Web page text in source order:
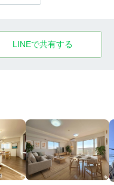
LINEで共有する